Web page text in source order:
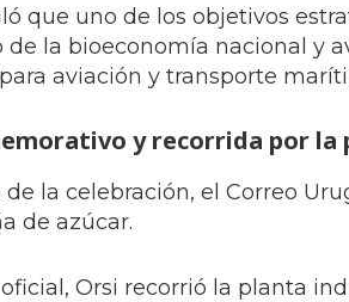
que uno de los objetivos
de la bioeconomía nacional y
aviación y transporte
y recorrida por la
de la celebración, el Correo
de azúcar.
Orsi recorrió la planta